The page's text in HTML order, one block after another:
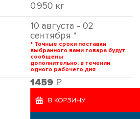
0.950 кг
10 августа - 02
сентября *
* Точные сроки поставки
выбранного вами товара будут
сообщены
дополнительно, в течении
одного рабочего дня
1459 Р
В КОРЗИНУ